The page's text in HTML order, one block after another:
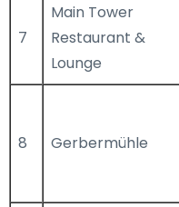
7
Main Tower
Restaurant &
Lounge
8 Gerbermühle